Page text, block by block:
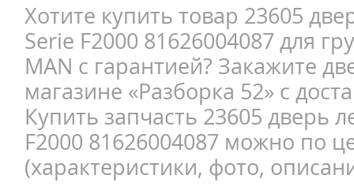
Хотите купить товар 23605
Serie F2000 81626004087 для
MAN с гарантией? Закажите
магазине «Разборка 52» с
Купить запчасть 23605 дверь
F2000 81626004087 можно по
(характеристики, фото,